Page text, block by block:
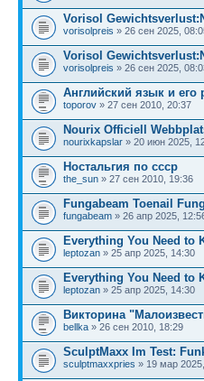
Vorisol
vorisolpreis » 26 сен 2025,
Vorisol
vorisolpreis » 26 сен 2025,
Английский язык и его
toporov » 27 сен 2010, 20:37
Nourix Officiell
nourixkapslar » 20 июн 2025,
Ностальгия по ссср
the_sun » 27 сен 2010, 19:36
Fungabeam Toenail
fungabeam » 26 апр 2025,
Everything You Need to
leptozan » 25 апр 2025, 14:30
Everything You Need to
leptozan » 25 апр 2025, 14:30
Викторина
bellka » 26 сен 2010, 18:29
SculptMaxx Im Test:
sculptmaxxpries » 19 мар